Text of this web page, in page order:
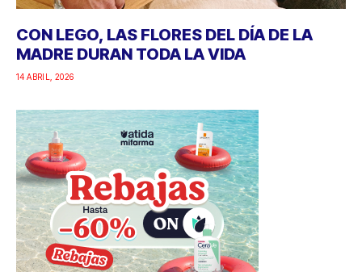
CON LEGO, LAS FLORES DEL DÍA DE LA
MADRE DURAN TODA LA VIDA
14 ABRIL, 2026